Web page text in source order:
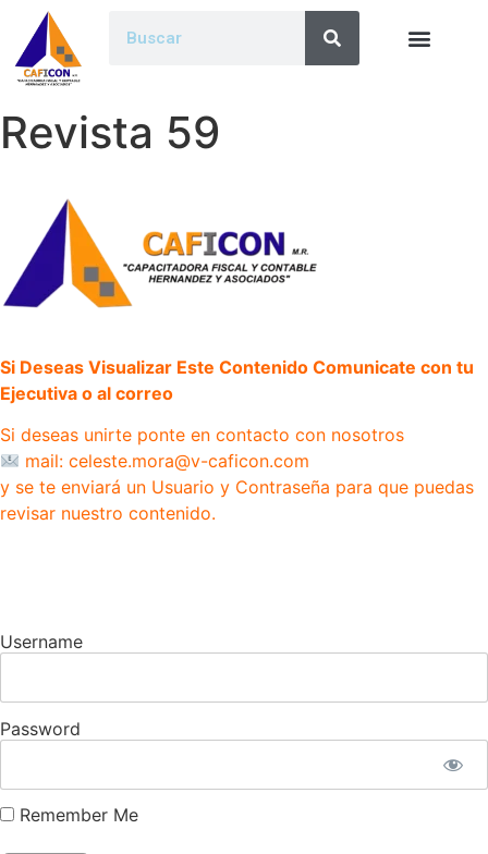
Revista 59
Si Deseas Visualizar Este Contenido Comunicate con tu
Ejecutiva o al correo
Si deseas unirte ponte en contacto con nosotros
mail: celeste.mora@v-caficon.com
y se te enviará un Usuario y Contraseña para que puedas
revisar nuestro contenido.
Username
Password
Remember Me